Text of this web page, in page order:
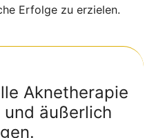
Erfolge zu erzielen.
Aknetherapie
äußerlich